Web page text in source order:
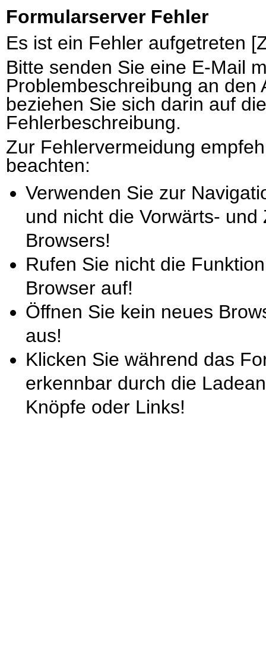
Formularserver Fehler
Es ist ein Fehler aufgetreten
Bitte senden Sie eine E-Mail
Problembeschreibung an
beziehen Sie sich darin auf
Fehlerbeschreibung.
Zur Fehlervermeidung
beachten:
Verwenden Sie zur
und nicht die Vorwärts-
Browsers!
Rufen Sie nicht die
Browser auf!
Öffnen Sie kein neues
aus!
Klicken Sie während das
erkennbar durch die
Knöpfe oder Links!